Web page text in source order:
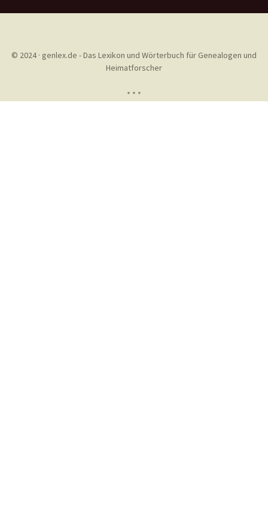
© 2024 · genlex.de - Das Lexikon und Wörterbuch für Genealogen und
Heimatforscher
* * *